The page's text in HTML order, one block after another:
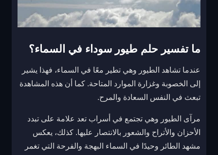
ما تفسير حلم طيور سوداء في السماء؟
عندما تشاهد الطيور وهي تطير معًا في السماء، فهذا يشير
إلى الخصوبة وغزارة الموارد المتاحة. كما أن هذه المشاهدة
تبعث في النفس السعادة والمرح.
مرآى الطيور وهي تجتمع في أسراب تعد علامة على تبدد
الأحزان والأتراح والشعور بالانتصار عليها. كذلك، يعكس
مشهد الطائر وحيدًا في السماء البهجة والفرحة التي تغمر